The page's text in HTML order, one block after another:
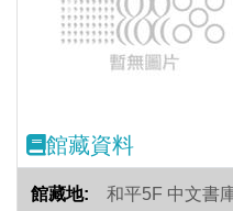
Previous
館藏資料
和平5F 中文書